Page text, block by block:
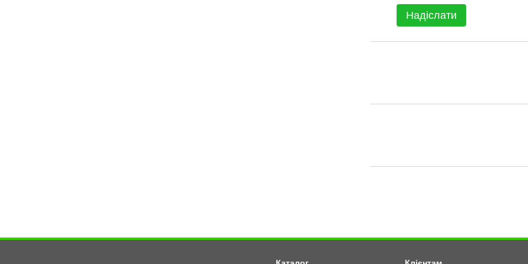
Надіслати